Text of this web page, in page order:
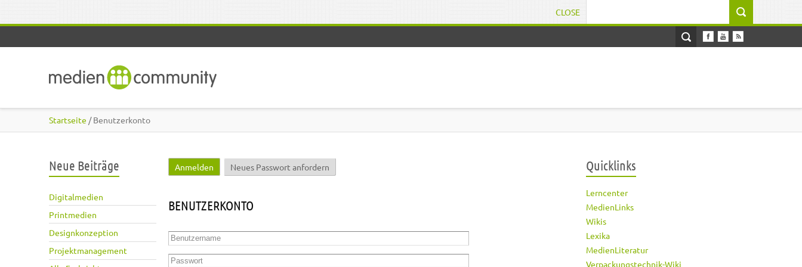
CLOSE
Startseite / Benutzerkonto
Neue Beiträge
Digitalmedien
Printmedien
Designkonzeption
Projektmanagement
Haupt-Reiter
Anmelden (aktiver Reiter)
Neues Passwort anfordern
BENUTZERKONTO
Benutzername
Passwort
Quicklinks
Lerncenter
MedienLinks
Wikis
Lexika
MedienLiteratur
Verpackungstechnik-Wiki